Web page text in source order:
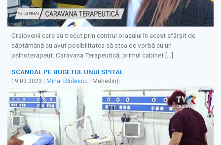
Craiovenii care au trecut prin centrul oraşului în acest sfârşit de
săptămână au avut posibilitatea să stea de vorbă cu un
psihoterapeut. Caravana Terapeutică, primul cabinet […]
SCANDAL PE BUGETUL UNUI SPITAL
19.03.2023 Mihai Bădescu | Mehedinți